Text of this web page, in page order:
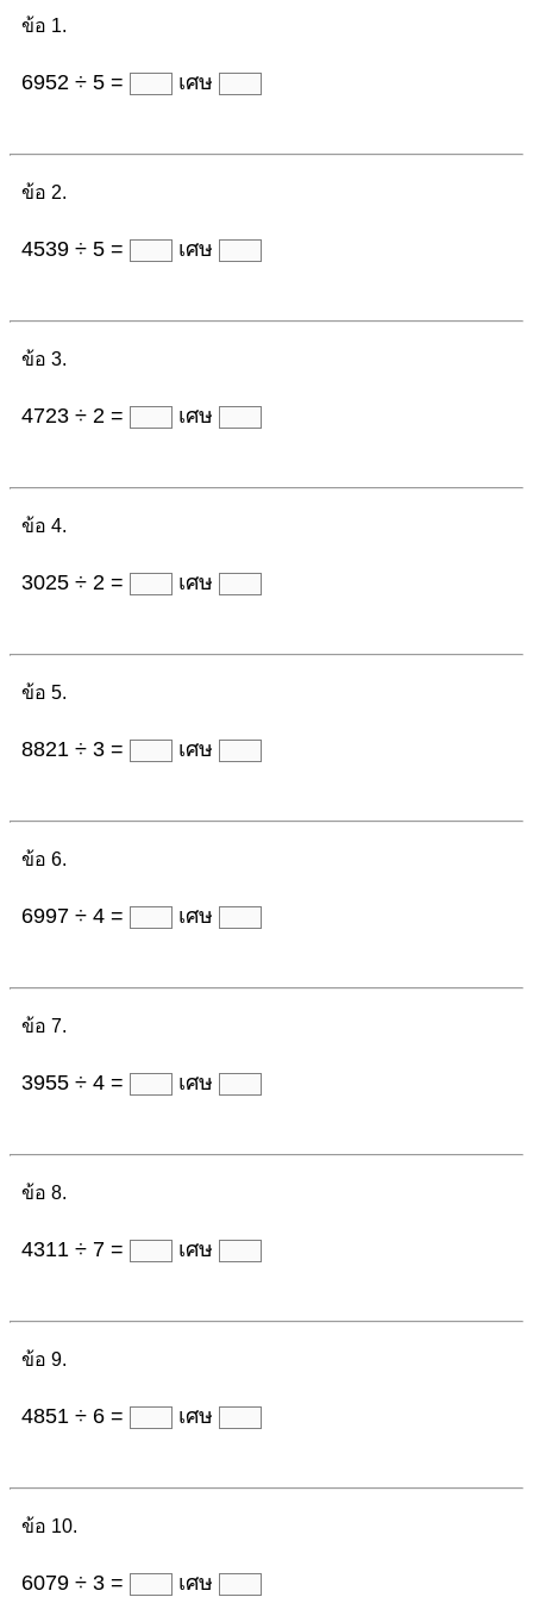
ข้อ 1.
6952 ÷ 5 = เศษ
ข้อ 2.
4539 ÷ 5 = เศษ
ข้อ 3.
4723 ÷ 2 = เศษ
ข้อ 4.
3025 ÷ 2 = เศษ
ข้อ 5.
8821 ÷ 3 = เศษ
ข้อ 6.
6997 ÷ 4 = เศษ
ข้อ 7.
3955 ÷ 4 = เศษ
ข้อ 8.
4311 ÷ 7 = เศษ
ข้อ 9.
4851 ÷ 6 = เศษ
ข้อ 10.
6079 ÷ 3 = เศษ